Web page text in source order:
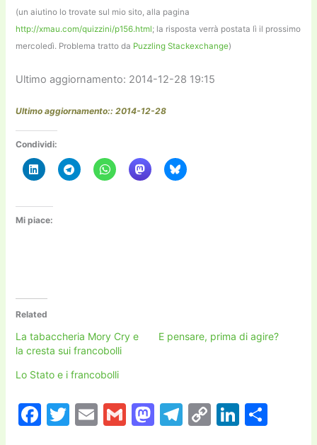
(un aiutino lo trovate sul mio sito, alla pagina
http://xmau.com/quizzini/p156.html; la risposta verrà postata lì il prossimo
mercoledì. Problema tratto da Puzzling Stackexchange)
Ultimo aggiornamento: 2014-12-28 19:15
Ultimo aggiornamento:: 2014-12-28
Condividi:
Mi piace:
Related
La tabaccheria Mory Cry e
la cresta sui francobolli
E pensare, prima di agire?
Lo Stato e i francobolli
F
T
E
G
M T
C
Li